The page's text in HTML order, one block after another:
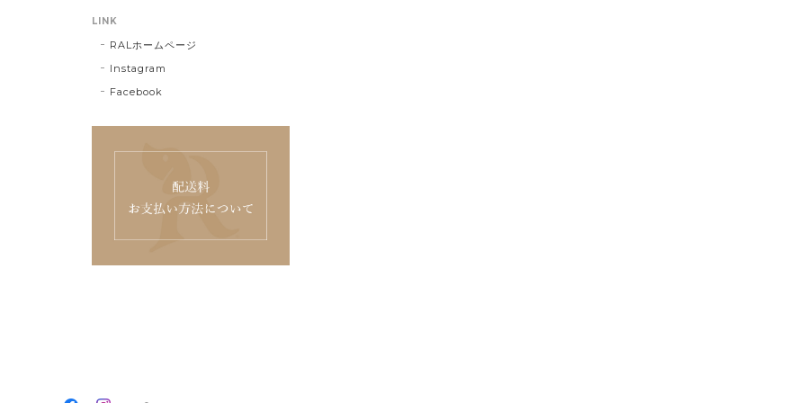
LINK
RALホームページ
Instagram
Facebook